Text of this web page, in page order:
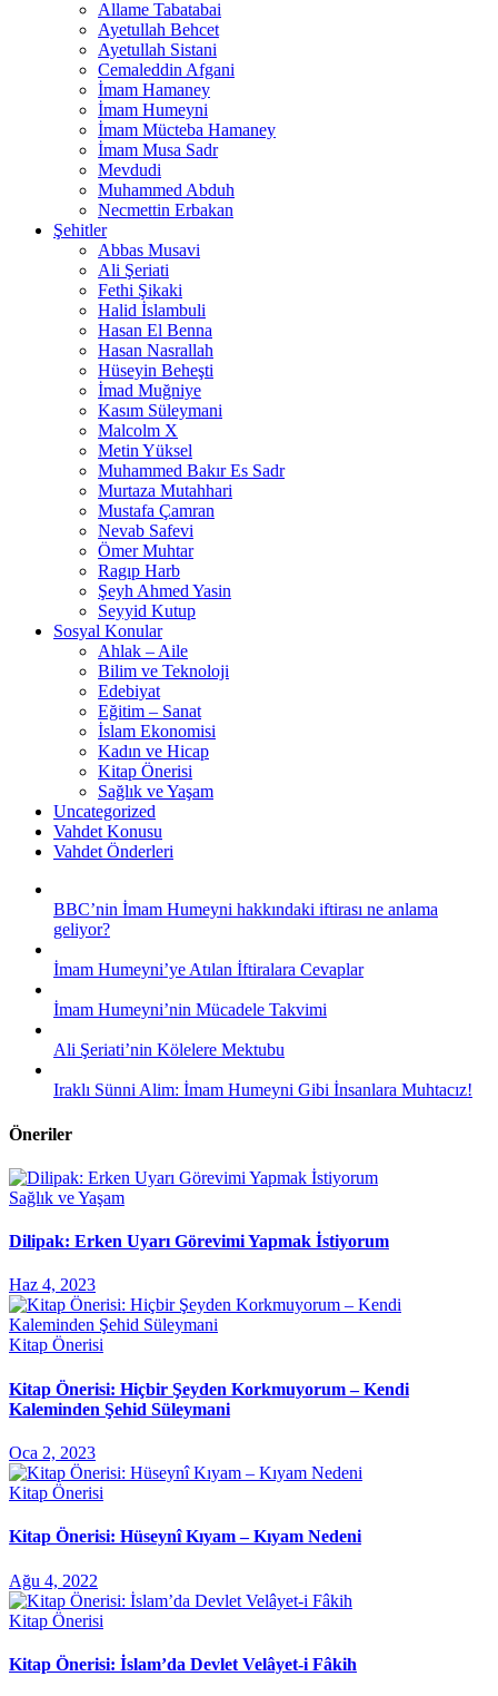
Allame Tabatabai
Ayetullah Behcet
Ayetullah Sistani
Cemaleddin Afgani
İmam Hamaney
İmam Humeyni
İmam Mücteba Hamaney
İmam Musa Sadr
Mevdudi
Muhammed Abduh
Necmettin Erbakan
Şehitler
Abbas Musavi
Ali Şeriati
Fethi Şikaki
Halid İslambuli
Hasan El Benna
Hasan Nasrallah
Hüseyin Beheşti
İmad Muğniye
Kasım Süleymani
Malcolm X
Metin Yüksel
Muhammed Bakır Es Sadr
Murtaza Mutahhari
Mustafa Çamran
Nevab Safevi
Ömer Muhtar
Ragıp Harb
Şeyh Ahmed Yasin
Seyyid Kutup
Sosyal Konular
Ahlak – Aile
Bilim ve Teknoloji
Edebiyat
Eğitim – Sanat
İslam Ekonomisi
Kadın ve Hicap
Kitap Önerisi
Sağlık ve Yaşam
Uncategorized
Vahdet Konusu
Vahdet Önderleri
BBC’nin İmam Humeyni hakkındaki iftirası ne anlama
geliyor?
İmam Humeyni’ye Atılan İftiralara Cevaplar
İmam Humeyni’nin Mücadele Takvimi
Ali Şeriati’nin Kölelere Mektubu
Iraklı Sünni Alim: İmam Humeyni Gibi İnsanlara Muhtacız!
Öneriler
Sağlık ve Yaşam
Dilipak: Erken Uyarı Görevimi Yapmak İstiyorum
Haz 4, 2023
Kitap Önerisi
Kitap Önerisi: Hiçbir Şeyden Korkmuyorum – Kendi
Kaleminden Şehid Süleymani
Oca 2, 2023
Kitap Önerisi
Kitap Önerisi: Hüseynî Kıyam – Kıyam Nedeni
Ağu 4, 2022
Kitap Önerisi
Kitap Önerisi: İslam’da Devlet Velâyet-i Fâkih